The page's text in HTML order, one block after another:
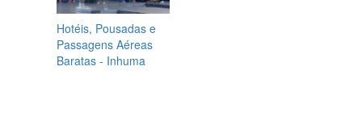
Hotéis, Pousadas e
Passagens Aéreas
Baratas - Inhuma